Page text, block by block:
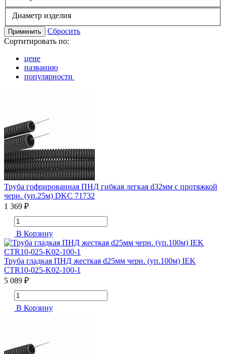
Диаметр изделия
Применить
Сбросить
Сортитировать по:
цене
названию
популярности
Труба гофрированная ПНД гибкая легкая d32мм с протяжкой
черн. (уп.25м) DKC 71732
1 369 ₽
В Корзину
Труба гладкая ПНД жесткая d25мм черн. (уп.100м) IEK
CTR10-025-K02-100-1
5 089 ₽
В Корзину